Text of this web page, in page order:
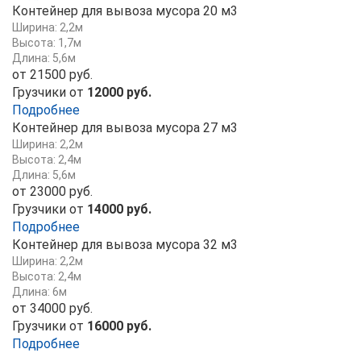
Контейнер для вывоза мусора 20 м3
Ширина: 2,2м
Высота: 1,7м
Длина: 5,6м
от 21500 руб.
Грузчики от 12000 руб.
Подробнее
Контейнер для вывоза мусора 27 м3
Ширина: 2,2м
Высота: 2,4м
Длина: 5,6м
от 23000 руб.
Грузчики от 14000 руб.
Подробнее
Контейнер для вывоза мусора 32 м3
Ширина: 2,2м
Высота: 2,4м
Длина: 6м
от 34000 руб.
Грузчики от 16000 руб.
Подробнее